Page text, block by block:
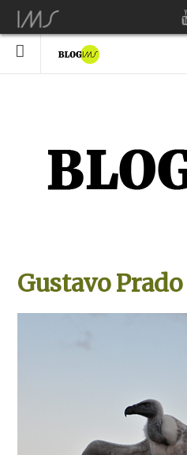
Gustavo Prado